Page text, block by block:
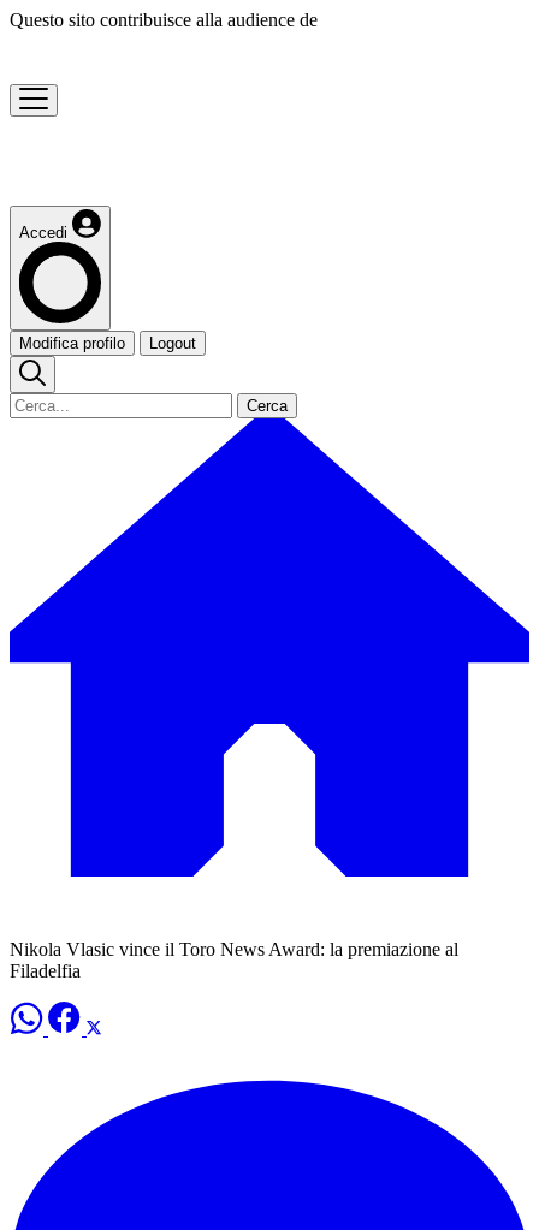
Questo sito contribuisce alla audience de
Accedi
Modifica profilo Logout
Cerca
Nikola Vlasic vince il Toro News Award: la premiazione al
Filadelfia